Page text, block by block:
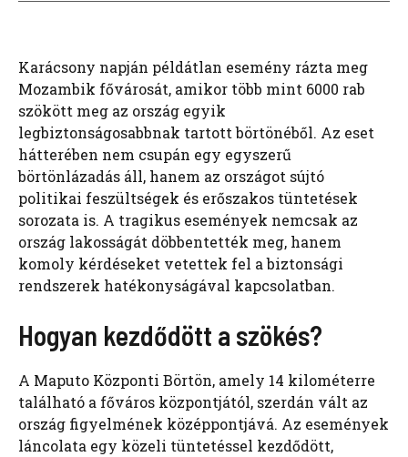
Karácsony napján példátlan esemény rázta meg
Mozambik fővárosát, amikor több mint 6000 rab
szökött meg az ország egyik
legbiztonságosabbnak tartott börtönéből. Az eset
hátterében nem csupán egy egyszerű
börtönlázadás áll, hanem az országot sújtó
politikai feszültségek és erőszakos tüntetések
sorozata is. A tragikus események nemcsak az
ország lakosságát döbbentették meg, hanem
komoly kérdéseket vetettek fel a biztonsági
rendszerek hatékonyságával kapcsolatban.
Hogyan kezdődött a szökés?
A Maputo Központi Börtön, amely 14 kilométerre
található a főváros központjától, szerdán vált az
ország figyelmének középpontjává. Az események
láncolata egy közeli tüntetéssel kezdődött,